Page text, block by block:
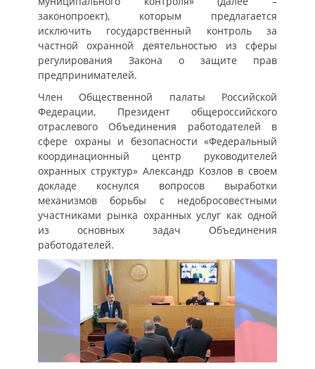
законопроект), которым предлагается
исключить государственный контроль за
частной охранной деятельностью из сферы
регулирования Закона о защите прав
предпринимателей.
Член Общественной палаты Российской
Федерации, Президент общероссийского
отраслевого Объединения работодателей в
сфере охраны и безопасности «Федеральный
координационный центр руководителей
охранных структур» Александр Козлов в своем
докладе коснулся вопросов выработки
механизмов борьбы с недобросовестными
участниками рынка охранных услуг как одной
из основных задач Объединения
работодателей.